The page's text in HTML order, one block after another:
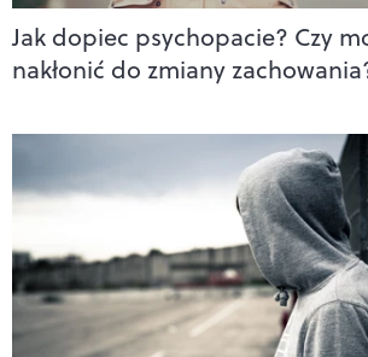
Jak dopiec psychopacie? Czy
nakłonić do zmiany